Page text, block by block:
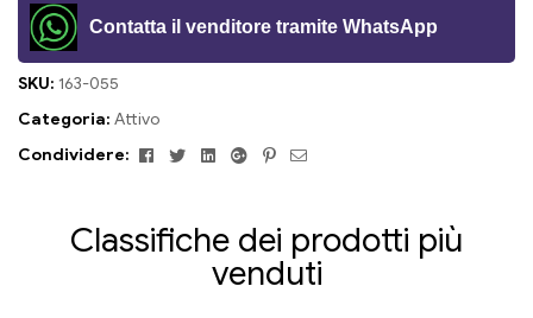
Contatta il venditore tramite WhatsApp
SKU: 163-055
Categoria: Attivo
Condividere:
FacebookTwitterLinkedinGoogle+Pinterest
E-
Classifiche dei prodotti più
venduti